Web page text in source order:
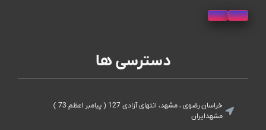
دسترسی ها
خراسان رضوی ، مشهد، انتهای آزادی 127 ( پیامبر اعظم 73 )
مشهدایران